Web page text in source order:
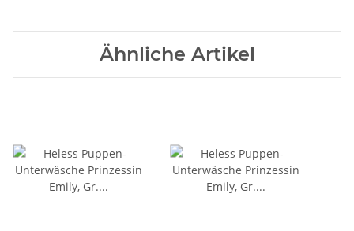
Ähnliche Artikel